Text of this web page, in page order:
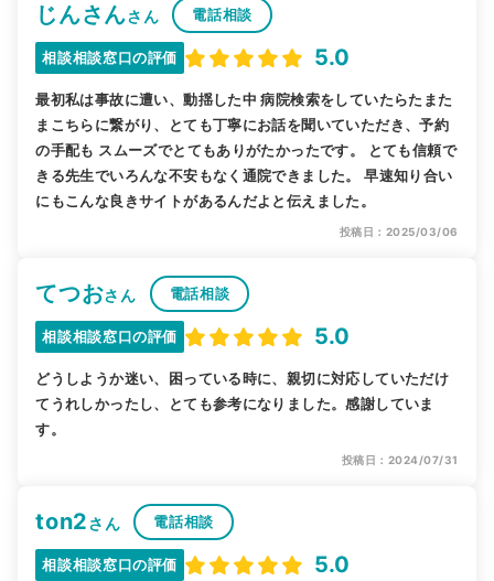
じんさんさん 電話相談
相談相談窓口の評価 5.0
最初私は事故に遭い、動揺した中 病院検索をしていたらたまた
まこちらに繋がり、とても丁寧にお話を聞いていただき、予約
の手配も スムーズでとてもありがたかったです。 とても信頼で
きる先生でいろんな不安もなく通院できました。 早速知り合い
にもこんな良きサイトがあるんだよと伝えました。
投稿日：2025/03/06
てつおさん 電話相談
相談相談窓口の評価 5.0
どうしようか迷い、困っている時に、親切に対応していただけ
てうれしかったし、とても参考になりました。感謝していま
す。
投稿日：2024/07/31
ton2さん 電話相談
相談相談窓口の評価 5.0